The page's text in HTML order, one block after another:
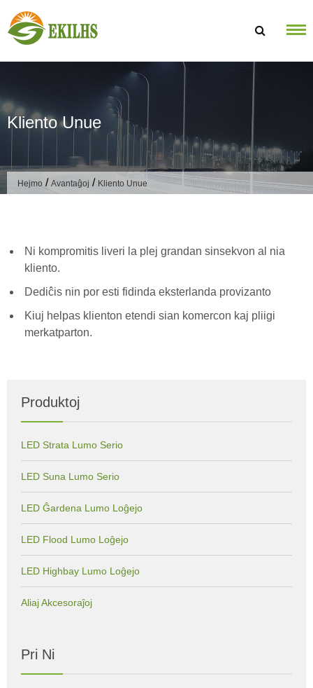
Kliento Unue
Hejmo / Avantaĝoj / Kliento Unue
Ni kompromitis liveri la plej grandan sinsekvon al nia
kliento.
Dediĉis nin por esti fidinda eksterlanda provizanto
Kiuj helpas klienton etendi sian komercon kaj pliigi
merkatparton.
Produktoj
LED Strata Lumo Serio
LED Suna Lumo Serio
LED Ĝardena Lumo Loĝejo
LED Flood Lumo Loĝejo
LED Highbay Lumo Loĝejo
Aliaj Akcesoraĵoj
Pri Ni